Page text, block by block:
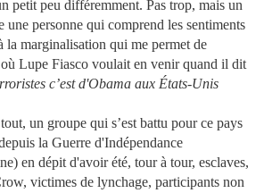
petit peu différemment. Pas trop, mais un
une personne qui comprend les sentiments
la marginalisation qui me permet de
Lupe Fiasco voulait en venir quand il dit
c’est d'Obama aux États-Unis
un groupe qui s’est battu pour ce pays
la Guerre d'Indépendance
en dépit d'avoir été, tour à tour, esclaves,
victimes de lynchage, participants non